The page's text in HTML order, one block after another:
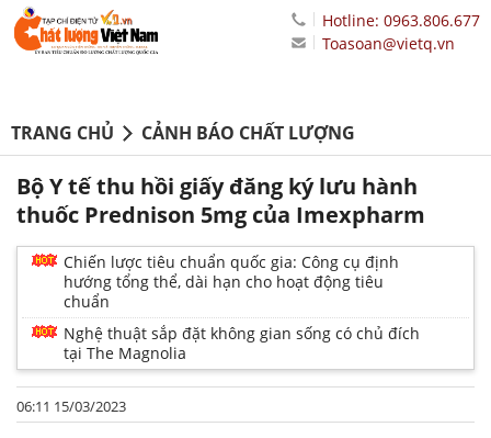
Hotline: 0963.806.677
Toasoan@vietq.vn
TRANG CHỦ CẢNH BÁO CHẤT LƯỢNG
Bộ Y tế thu hồi giấy đăng ký lưu hành
thuốc Prednison 5mg của Imexpharm
Chiến lược tiêu chuẩn quốc gia: Công cụ định
hướng tổng thể, dài hạn cho hoạt động tiêu
chuẩn
Nghệ thuật sắp đặt không gian sống có chủ đích
tại The Magnolia
06:11 15/03/2023